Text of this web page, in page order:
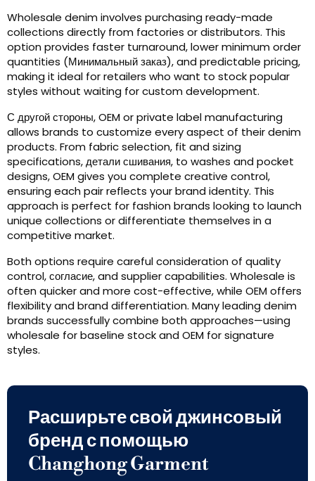
Wholesale denim involves purchasing ready-made
collections directly from factories or distributors. This
option provides faster turnaround,lower minimum order
quantities (Минимальный заказ),and predictable pricing,
making it ideal for retailers who want to stock popular
styles without waiting for custom development.
С другой стороны,OEM or private label manufacturing
allows brands to customize every aspect of their denim
products. From fabric selection, fit and sizing
specifications, детали сшивания, to washes and pocket
designs,OEM gives you complete creative control,
ensuring each pair reflects your brand identity. This
approach is perfect for fashion brands looking to launch
unique collections or differentiate themselves in a
competitive market.
Both options require careful consideration of quality
control, согласие,and supplier capabilities. Wholesale is
often quicker and more cost-effective,while OEM offers
flexibility and brand differentiation. Many leading denim
brands successfully combine both approaches—using
wholesale for baseline stock and OEM for signature
styles.
Расширьте свой джинсовый
бренд с помощью
Changhong Garment